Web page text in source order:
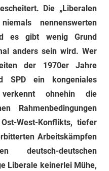
Die „Liberalen
nennenswerten
es gibt wenig Grund
anders sein wird. Wer
der 1970er Jahre
SPD ein kongeniales
verkennt ohnehin die
Rahmenbedingungen
West-Konflikts, tiefer
Arbeitskämpfen
deutsch-deutschen
Liberale keinerlei Mühe,